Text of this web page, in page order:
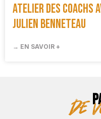
Atelier des coachs
Julien Benneteau
→ EN SAVOIR +
de